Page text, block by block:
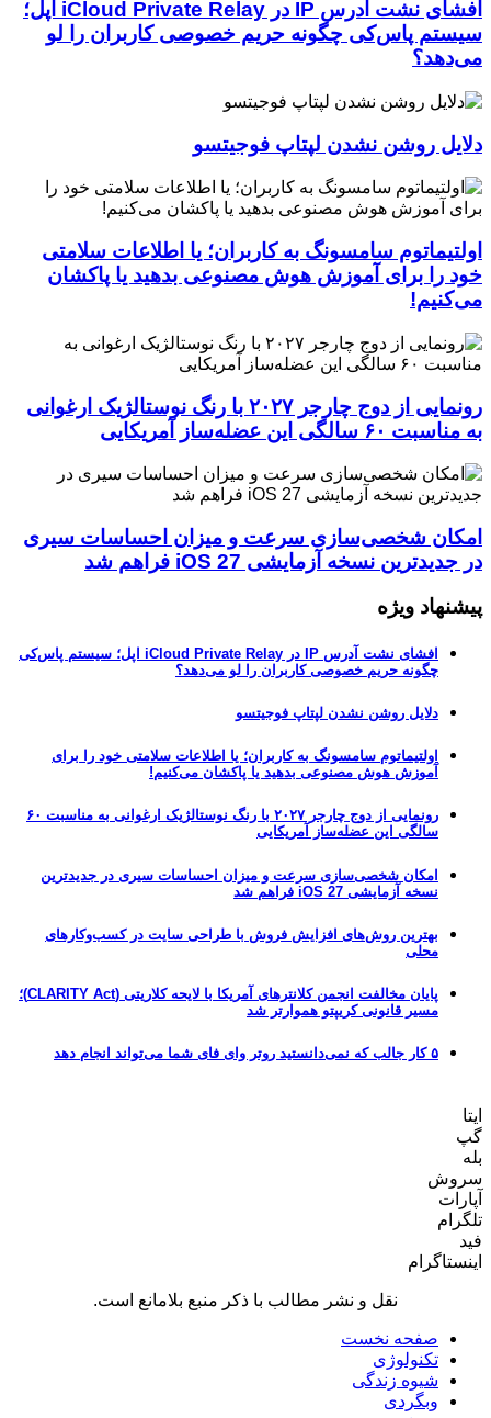
افشای نشت آدرس IP در iCloud Private Relay اپل؛
سیستم پاس‌کی چگونه حریم خصوصی کاربران را لو
می‌دهد؟
دلایل روشن نشدن لپتاپ فوجیتسو
اولتیماتوم سامسونگ به کاربران؛ یا اطلاعات سلامتی
خود را برای آموزش هوش مصنوعی بدهید یا پاکشان
می‌کنیم!
رونمایی از دوج چارجر ۲۰۲۷ با رنگ نوستالژیک ارغوانی
به مناسبت ۶۰ سالگی این عضله‌ساز آمریکایی
امکان شخصی‌سازی سرعت و میزان احساسات سیری
در جدیدترین نسخه آزمایشی iOS 27 فراهم شد
پیشنهاد ویژه
افشای نشت آدرس IP در iCloud Private Relay اپل؛ سیستم پاس‌کی
چگونه حریم خصوصی کاربران را لو می‌دهد؟
دلایل روشن نشدن لپتاپ فوجیتسو
اولتیماتوم سامسونگ به کاربران؛ یا اطلاعات سلامتی خود را برای
آموزش هوش مصنوعی بدهید یا پاکشان می‌کنیم!
رونمایی از دوج چارجر ۲۰۲۷ با رنگ نوستالژیک ارغوانی به مناسبت ۶۰
سالگی این عضله‌ساز آمریکایی
امکان شخصی‌سازی سرعت و میزان احساسات سیری در جدیدترین
نسخه آزمایشی iOS 27 فراهم شد
بهترین روش‌های افزایش فروش با طراحی سایت در کسب‌وکارهای
محلی
پایان مخالفت انجمن کلانترهای آمریکا با لایحه کلاریتی (CLARITY Act)؛
مسیر قانونی کریپتو هموارتر شد
۵ کار جالب که نمی‌دانستید روتر وای فای شما می‌تواند انجام دهد
ایتا
گپ
بله
سروش
آپارات
تلگرام
فید
اینستاگرام
نقل و نشر مطالب با ذکر منبع بلامانع است.
صفحه نخست
تکنولوژی
شیوه زندگی
وبگردی